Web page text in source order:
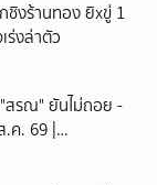
งร้านทอง ยิxขู่ 1
ร่งล่าตัว
"สรณ" ยันไม่ถอย -
ค. 69 |